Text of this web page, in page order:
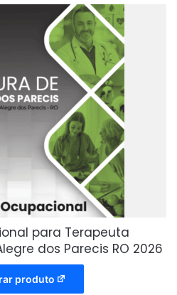
para Terapeuta
dos Parecis RO 2026
produto